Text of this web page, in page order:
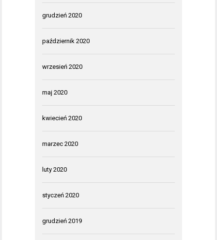
grudzień 2020
październik 2020
wrzesień 2020
maj 2020
kwiecień 2020
marzec 2020
luty 2020
styczeń 2020
grudzień 2019